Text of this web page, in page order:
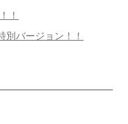
！
バージョン！！